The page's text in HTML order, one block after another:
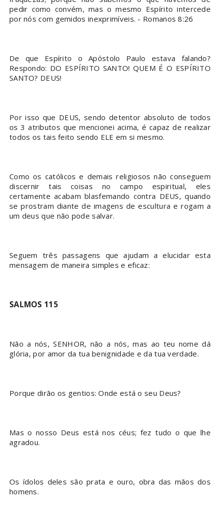
pedir como convém, mas o mesmo Espírito intercede
por nós com gemidos inexprimíveis. - Romanos 8:26
De que Espírito o Apóstolo Paulo estava falando?
Respondo: DO ESPÍRITO SANTO! QUEM É O ESPÍRITO
SANTO? DEUS!
Por isso que DEUS, sendo detentor absoluto de todos
os 3 atributos que mencionei acima, é capaz de realizar
todos os tais feito sendo ELE em si mesmo.
Como os católicos e demais religiosos não conseguem
discernir tais coisas no campo espiritual, eles
certamente acabam blasfemando contra DEUS, quando
se prostram diante de imagens de escultura e rogam a
um deus que não pode salvar.
Seguem três passagens que ajudam a elucidar esta
mensagem de maneira simples e eficaz:
SALMOS 115
Não a nós, SENHOR, não a nós, mas ao teu nome dá
glória, por amor da tua benignidade e da tua verdade.
Porque dirão os gentios: Onde está o seu Deus?
Mas o nosso Deus está nos céus; fez tudo o que lhe
agradou.
Os ídolos deles são prata e ouro, obra das mãos dos
homens.